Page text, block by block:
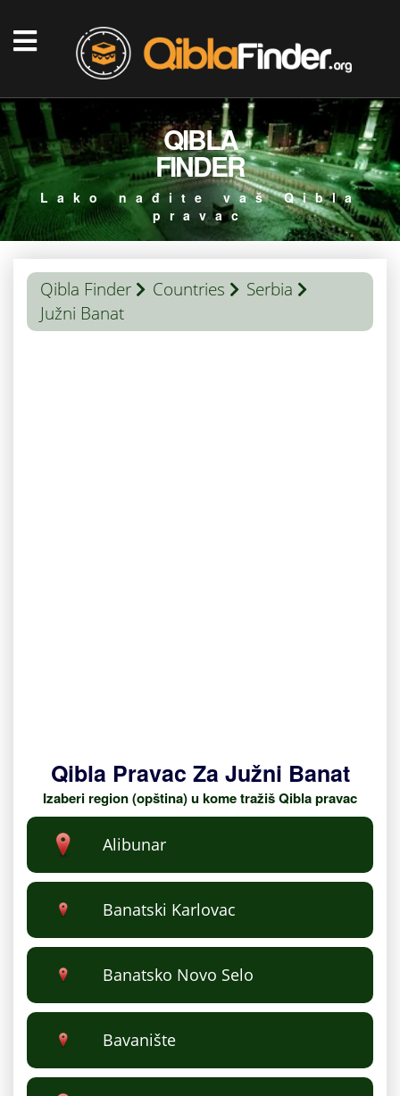
QIBLA
FINDER
Lako nađite vaš Qibla
pravac
Qibla Finder Countries
Serbia
Južni Banat
Qibla Pravac Za Južni Banat
Izaberi region (opština) u kome tražiš Qibla pravac
Alibunar
Banatski Karlovac
Banatsko Novo Selo
Bavanište